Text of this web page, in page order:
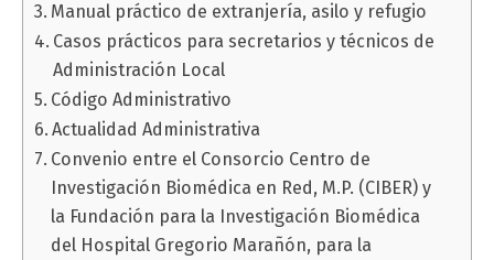
Manual práctico de extranjería, asilo y refugio
Casos prácticos para secretarios y técnicos de
Administración Local
Código Administrativo
Actualidad Administrativa
Convenio entre el Consorcio Centro de
Investigación Biomédica en Red, M.P. (CIBER) y
la Fundación para la Investigación Biomédica
del Hospital Gregorio Marañón, para la